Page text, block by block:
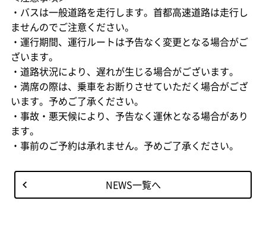
・バスは一般道路を走行します。首都高速道路は走行し
ませんのでご注意ください。
・運行期間、運行ルートは予告なく変更となる場合がご
ざいます。
・道路状況により、遅れが生じる場合がございます。
・満席の際は、乗車をお断りさせていただく場合がござ
います。予めご了承ください。
・事故・悪天候により、予告なく運休となる場合があり
ます。
・事前のご予約は承れません。予めご了承ください。
NEWS一覧へ